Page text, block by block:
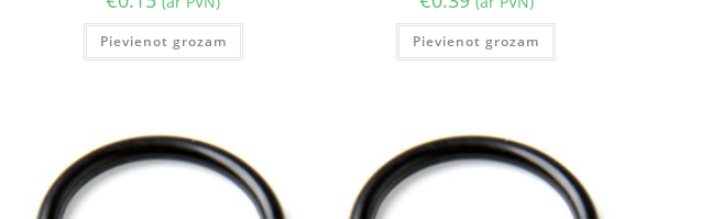
Pievienot grozam Pievienot grozam